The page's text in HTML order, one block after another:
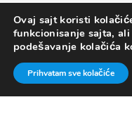
© 2019
Ovaj sajt koristi
funkcionisanje sajta,
podešavanje kolačića
Prihvatam sve kolačiće